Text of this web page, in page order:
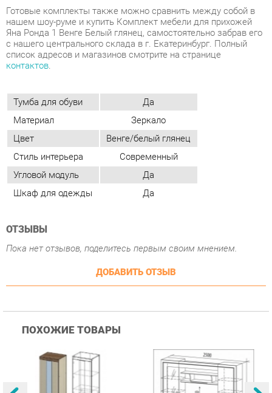
Тумба для обуви
Да
Материал
Зеркало
Цвет
Венге/белый глянец
Стиль интерьера
Шкаф для одежды
Да
ОТЗЫВЫ
Пока нет отзывов, поделитесь первым своим мнением.
ДОБАВИТЬ ОТЗЫВ
ПОХОЖИЕ ТОВАРЫ
Купить
Атлантида-2 Венге-дуб
Купить
Симфония 7.10
55 482 ₽